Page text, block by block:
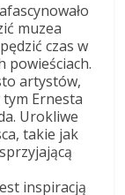
muzea
czas w
powieściach.
artystów,
tym Ernesta
Urokliwe
takie jak
inspiracją